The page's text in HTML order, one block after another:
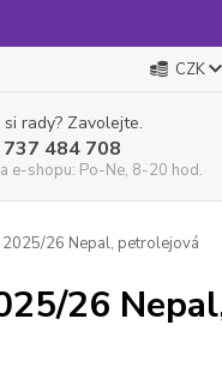
CZK
rady? Zavolejte.
484 708
e-shopu: Po-Ne, 8-20 hod.
26 Nepal, petrolejová
26